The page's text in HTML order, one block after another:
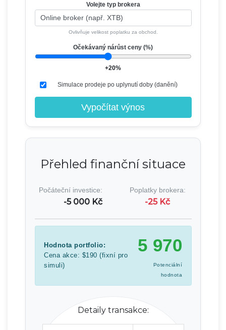
Volejte typ brokera
Ovlivňuje velikost poplatku za obchod.
Očekávaný nárůst ceny (%)
+20%
Simulace prodeje po uplynutí doby (danění)
Vypočítat výnos
Přehled finanční situace
Počáteční investice:
-5 000 Kč
Poplatky brokera:
-25Kč
Hodnota portfolio:
Cena akce: $190 (fixní pro
simuli)
5 970
Potenciální
hodnota
Detaily transakce: